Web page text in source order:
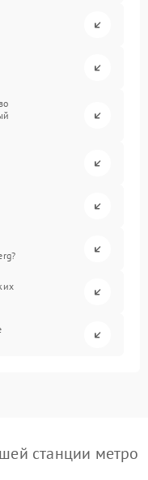
станции метро